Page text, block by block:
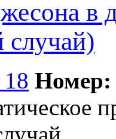
в
случай)
Номер: